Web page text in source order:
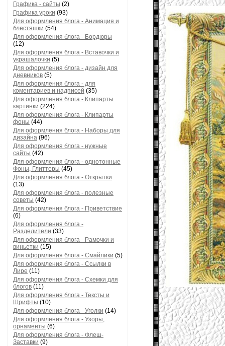
Графика - сайты (2)
Графика уроки (93)
Для оформления блога - Анимация и
блестяшки (54)
Для оформления блога - Бордюры
(12)
Для оформления блога - Вставочки и
украшалочки (5)
Для оформления блога - дизайн для
дневников (5)
Для оформления блога - для
коментариев и надписей (35)
Для оформления блога - Клипарты
картинки (224)
Для оформления блога - Клипарты
фоны (44)
Для оформления блога - Наборы для
дизайна (96)
Для оформления блога - нужные
сайты (42)
Для оформления блога - однотонные
Фоны, Глиттеры (45)
Для оформления блога - Открытки
(13)
Для оформления блога - полезные
советы (42)
Для оформления блога - Приветствие
(6)
Для оформления блога -
Разделители (33)
Для оформления блога - Рамочки и
виньетки (15)
Для оформления блога - Смайлики (5)
Для оформления блога - Ссылки в
Лире (11)
Для оформления блога - Схемки для
блогов (11)
Для оформления блога - Тексты и
Шрифты (10)
Для оформления блога - Уголки (14)
Для оформления блога - Узоры,
орнаменты (6)
Для оформления блога - Флеш-
Заставки (9)